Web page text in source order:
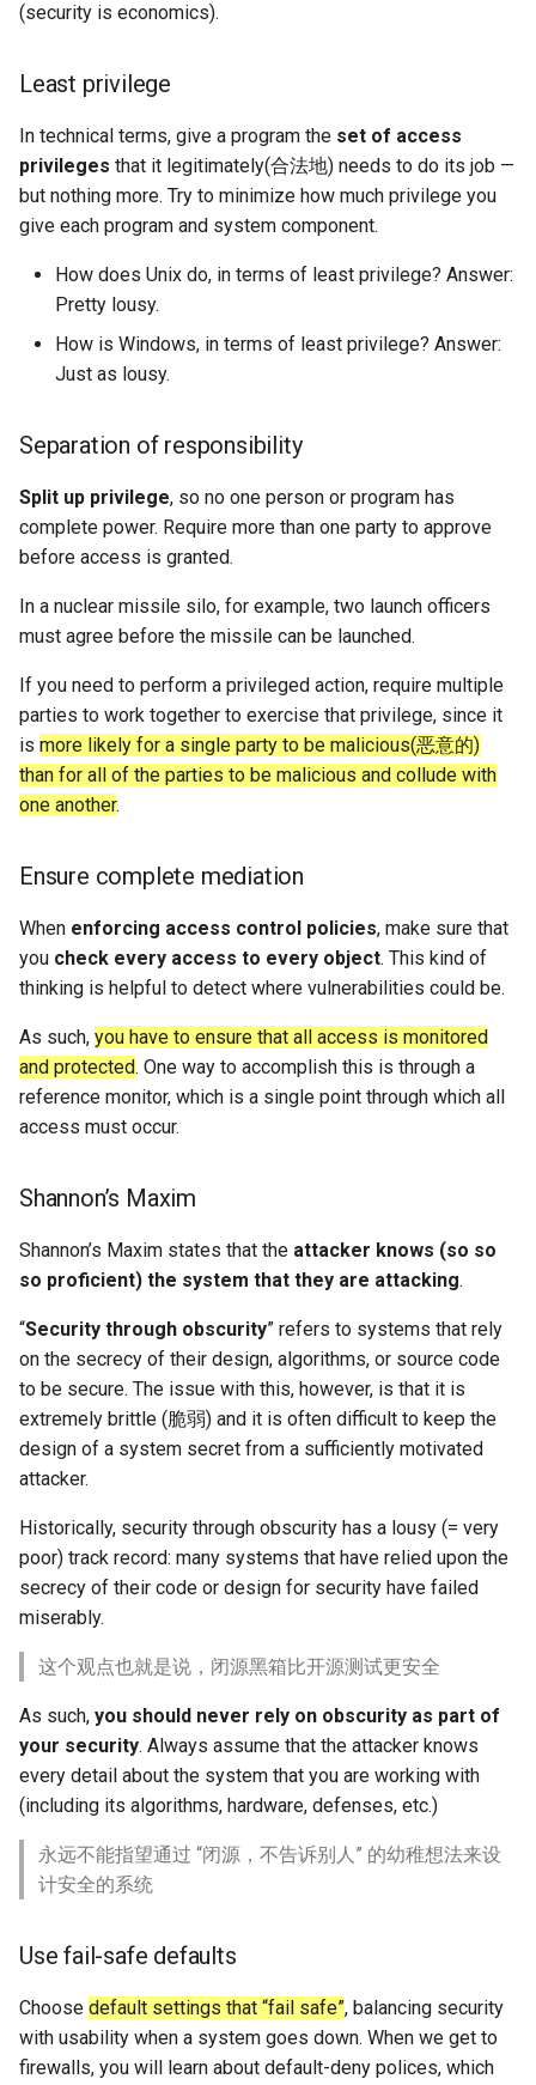
SIGCOMM22 SpaceCore
NSDI24 MOSAIC
MobiCom21 Quasar
SIGCOMM21 SatNetLab
DC
TPRC25 Starlink Impact
Arxiv26 Starlink with
Vehicle Mobility
SIGCOMM23 Teal
Arxiv25 SatReplica
MobiCom24 SHORT
ATC25 LEOCraft
SenSys26 Serenade
SIGCOMM23 Slingshot
SOSP19 Snap
(security is economics).
Least privilege
In technical terms, give a program the set of access
privileges that it legitimately(合法地) needs to do its job —
but nothing more. Try to minimize how much privilege you
give each program and system component.
How does Unix do, in terms of least privilege? Answer:
Pretty lousy.
How is Windows, in terms of least privilege? Answer:
Just as lousy.
Separation of responsibility
Split up privilege, so no one person or program has
complete power. Require more than one party to approve
before access is granted.
In a nuclear missile silo, for example, two launch officers
must agree before the missile can be launched.
If you need to perform a privileged action, require multiple
parties to work together to exercise that privilege, since it
is more likely for a single party to be malicious(恶意的)
than for all of the parties to be malicious and collude with
one another.
Ensure complete mediation
When enforcing access control policies, make sure that
you check every access to every object. This kind of
thinking is helpful to detect where vulnerabilities could be.
As such, you have to ensure that all access is monitored
and protected. One way to accomplish this is through a
reference monitor, which is a single point through which all
access must occur.
Shannon’s Maxim
Shannon’s Maxim states that the attacker knows (so so
so proficient) the system that they are attacking.
“Security through obscurity” refers to systems that rely
on the secrecy of their design, algorithms, or source code
to be secure. The issue with this, however, is that it is
extremely brittle (脆弱) and it is often difficult to keep the
design of a system secret from a sufficiently motivated
attacker.
Historically, security through obscurity has a lousy (= very
poor) track record: many systems that have relied upon the
secrecy of their code or design for security have failed
miserably.
这个观点也就是说，闭源黑箱比开源测试更安全
As such, you should never rely on obscurity as part of
your security. Always assume that the attacker knows
every detail about the system that you are working with
(including its algorithms, hardware, defenses, etc.)
永远不能指望通过 “闭源，不告诉别人” 的幼稚想法来设
计安全的系统
Use fail-safe defaults
Choose default settings that “fail safe”, balancing security
with usability when a system goes down. When we get to
firewalls, you will learn about default-deny polices, which